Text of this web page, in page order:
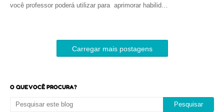
você professor poderá utilizar para aprimorar habilid…
Carregar mais postagens
O QUE VOCÊ PROCURA?